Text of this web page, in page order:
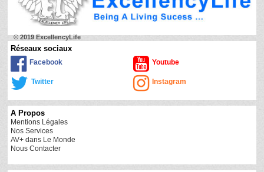
© 2019 ExcellencyLife
Réseaux sociaux
Facebook Youtube
Twitter Instagram
A Propos
Mentions Légales
Nos Services
AV+ dans Le Monde
Nous Contacter